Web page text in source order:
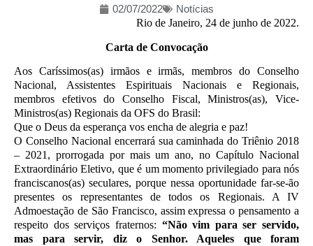
02/07/2022
Notícias
Rio de Janeiro, 24 de junho de 2022.
Carta de Convocação
Aos Caríssimos(as) irmãos e irmãs, membros do Conselho
Nacional, Assistentes Espirituais Nacionais e Regionais,
membros efetivos do Conselho Fiscal, Ministros(as), Vice-
Ministros(as) Regionais da OFS do Brasil:
Que o Deus da esperança vos encha de alegria e paz!
O Conselho Nacional encerrará sua caminhada do Triênio 2018
– 2021, prorrogada por mais um ano, no Capítulo Nacional
Extraordinário Eletivo, que é um momento privilegiado para nós
franciscanos(as) seculares, porque nessa oportunidade far-se-ão
presentes os representantes de todos os Regionais. A IV
Admoestação de São Francisco, assim expressa opensamento a
respeito dos serviços fraternos: “Não vim para ser servido,
mas para servir, diz o Senhor. Aqueles que foram